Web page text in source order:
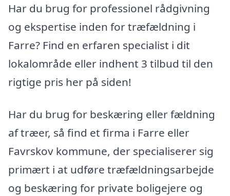
Har du brug for professionel rådgivning
og ekspertise inden for træfældning i
Farre? Find en erfaren specialist i dit
lokalområde eller indhent 3 tilbud til den
rigtige pris her på siden!
Har du brug for beskæring eller fældning
af træer, så find et firma i Farre eller
Favrskov kommune, der specialiserer sig
primært i at udføre træfældningsarbejde
og beskæring for private boligejere og